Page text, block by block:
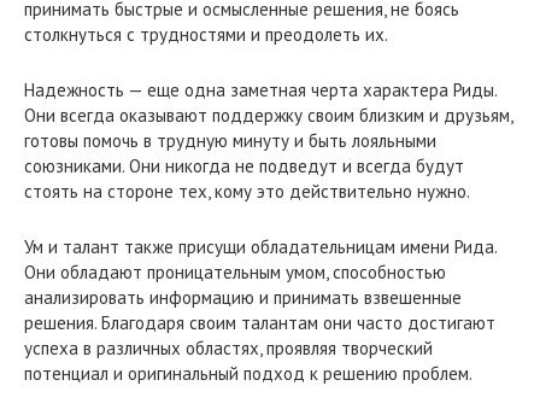
принимать быстрые и осмысленные решения, не боясь
столкнуться с трудностями и преодолеть их.
Надежность — еще одна заметная черта характера Риды.
Они всегда оказывают поддержку своим близким и друзьям,
готовы помочь в трудную минуту и быть лояльными
союзниками. Они никогда не подведут и всегда будут
стоять на стороне тех, кому это действительно нужно.
Ум и талант также присущи обладательницам имени Рида.
Они обладают проницательным умом, способностью
анализировать информацию и принимать взвешенные
решения. Благодаря своим талантам они часто достигают
успеха в различных областях, проявляя творческий
потенциал и оригинальный подход к решению проблем.